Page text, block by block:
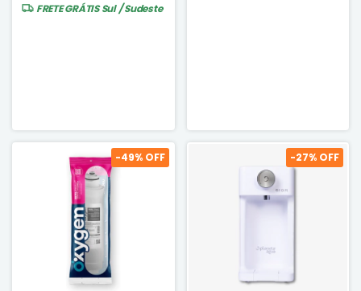
FRETE GRÁTISSul / Sudeste
-49% OFF -27% OFF